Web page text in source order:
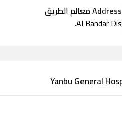
Address معالم الطريق
Al Bandar Dis.